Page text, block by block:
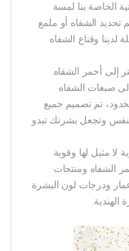
الخاصة بنا لمسة
تحديد الشفاه أو ملمع
لدينا وقناع الشفاه
إلى أحمر الشفاه
صبغات الشفاه
تم تصميم جميع
وتجعل بشرتك تبدو
مثيل لها وقوية
الشفاه ومنتجات
ودرجات لون البشرة